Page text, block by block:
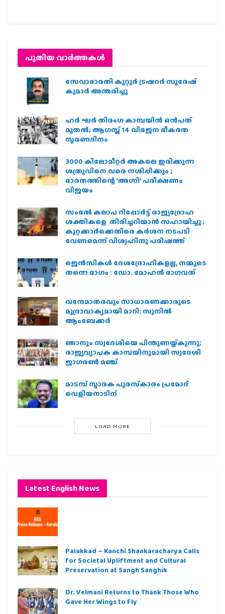
പുതിയ വാര്‍ത്തകള്‍
സേവാഭാരതി കുറ്റൂർ ട്രഷറർ സുരേഷ്
കുമാർ അന്തരിച്ചു
ഹര്‍ ഘര്‍ തിരംഗ കാമ്പയിന്‍ ഒന്‍പത്
മുതല്‍; ആഗസ്ത് 14 വിഭജന ഭീകരത
സ്മരണദിനം
3000 കിലോമീറ്റർ അകലെ ഇരിക്കുന്ന
ശത്രുവിനെ വരെ നശിപ്പിക്കും ;
ഭാരതത്തിന്റെ ‘അഗ്നി’ പരീക്ഷണം
വിജയം
സംഭൽ കലാപ റിപ്പോർട്ട് രാജ്യദ്രോഹ
ശക്തികളെ തിരിച്ചറിയാൻ സഹായിച്ചു ;
കുറ്റക്കാർക്കെതിരെ കർശന നടപടി
വേണമെന്ന് വിശ്വഹിന്ദു പരിഷത്ത്
ജെന്‍സികള്‍ ദേശദ്രോഹികളല്ല, നമ്മുടെ
തന്നെ ഭാഗം : ഡോ. മോഹന്‍ ഭാഗവത്
വന്ദേമാതരവും സാധാരണക്കാരുടെ
മുദ്രാവാക്യമായി മാറി: സുനിൽ
ആംബേക്കർ
ഞാനും സ്വദേശിയെ പിന്തുണയ്ക്കുന്നു;
രാജ്യവ്യാപക കാമ്പയിനുമായി സ്വദേശി
ജാഗരണ്‍ മഞ്ച്
മാടമ്പ് സ്മാരക പുരസ്‌കാരം പ്രമോദ്
വെളിയനാടിന്
LOAD MORE
Latest English News
Palakkad – Kanchi Shankaracharya Calls
for Societal Upliftment and Cultural
Preservation at Sangh Sanghik
Dr. Velmani Returns to Thank Those Who
Gave Her Wings to Fly